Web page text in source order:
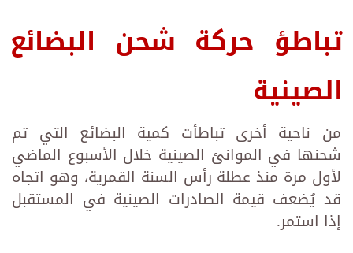
تباطؤ حركة شحن البضائع
الصينية
من ناحية أخرى تباطأت كمية البضائع التي تم
شحنها في الموانئ الصينية خلال الأسبوع الماضي
لأول مرة منذ عطلة رأس ‏السنة القمرية، وهو اتجاه
قد يُضعف قيمة الصادرات الصينية في المستقبل
إذا استمر.‏